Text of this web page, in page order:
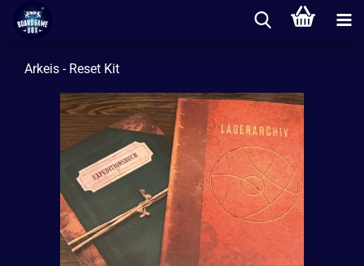
Arkeis - Reset Kit